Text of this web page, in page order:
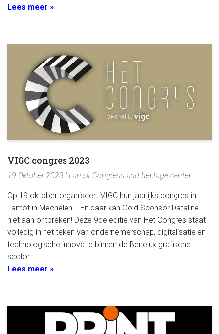
Lees meer »
VIGC congres 2023
19 Oktober 2023 | Lamot Congress and heritage center
Op 19 oktober organiseert VIGC hun jaarlijks congres in
Lamot in Mechelen... En daar kan Gold Sponsor Dataline
niet aan ontbreken! Deze 9de editie van Het Congres staat
volledig in het teken van ondernemerschap, digitalisatie en
technologische innovatie binnen de Benelux grafische
sector.
Lees meer »